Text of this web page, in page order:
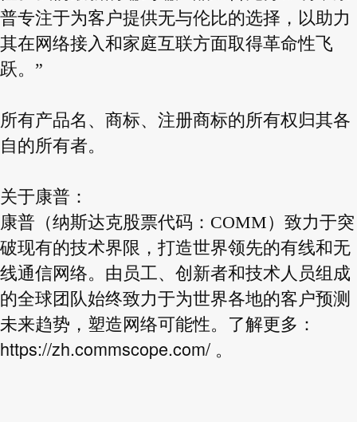
普专注于为客户提供无与伦比的选择，以助力
其在网络接入和家庭互联方面取得革命性飞
跃。”
所有产品名、商标、注册商标的所有权归其各
自的所有者。
关于康普：
康普（纳斯达克股票代码：COMM）致力于突
破现有的技术界限，打造世界领先的有线和无
线通信网络。由员工、创新者和技术人员组成
的全球团队始终致力于为世界各地的客户预测
未来趋势，塑造网络可能性。了解更多：
https://zh.commscope.com/ 。